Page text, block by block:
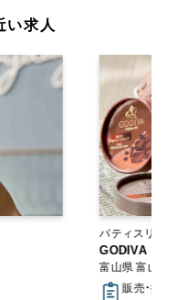
い求人
パティスリー・ス
GODIVA ファ
富山県 富山市
販売・接客